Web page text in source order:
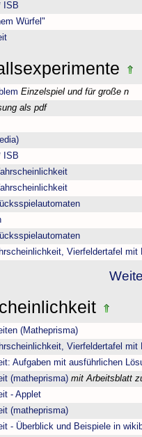
ISB
Würfel"
Einzelspiel und für große n
als pdf
ISB
Vierfeldertafel mit
(Matheprisma)
Vierfeldertafel mit
Aufgaben mit ausführlichen
(matheprisma) mit Arbeitsblatt
- Applet
(matheprisma)
- Überblick und Beispiele in